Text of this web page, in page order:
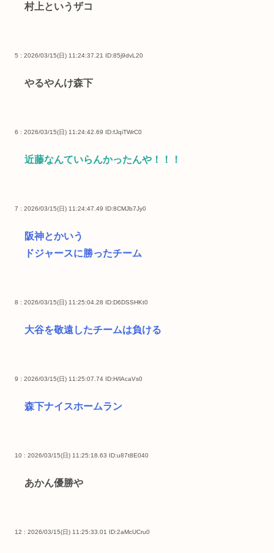
村上というザコ
5 : 2026/03/15(日) 11:24:37.21 ID:85j9dvL20
やるやんけ森下
6 : 2026/03/15(日) 11:24:42.69 ID:fJqiTWrC0
近藤なんていらんかったんや！！！
7 : 2026/03/15(日) 11:24:47.49 ID:8CMJb7Jy0
阪神とかいう
ドジャースに勝ったチーム
8 : 2026/03/15(日) 11:25:04.28 ID:D6DSSHKt0
大谷を敬遠したチームは負ける
9 : 2026/03/15(日) 11:25:07.74 ID:H/lAcaVs0
森下ナイスホームラン
10 : 2026/03/15(日) 11:25:18.63 ID:u87t8E040
あかん優勝や
12 : 2026/03/15(日) 11:25:33.01 ID:2aMcUCru0